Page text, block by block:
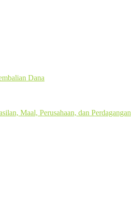
Dana
Maal, Perusahaan, dan Perdagangan